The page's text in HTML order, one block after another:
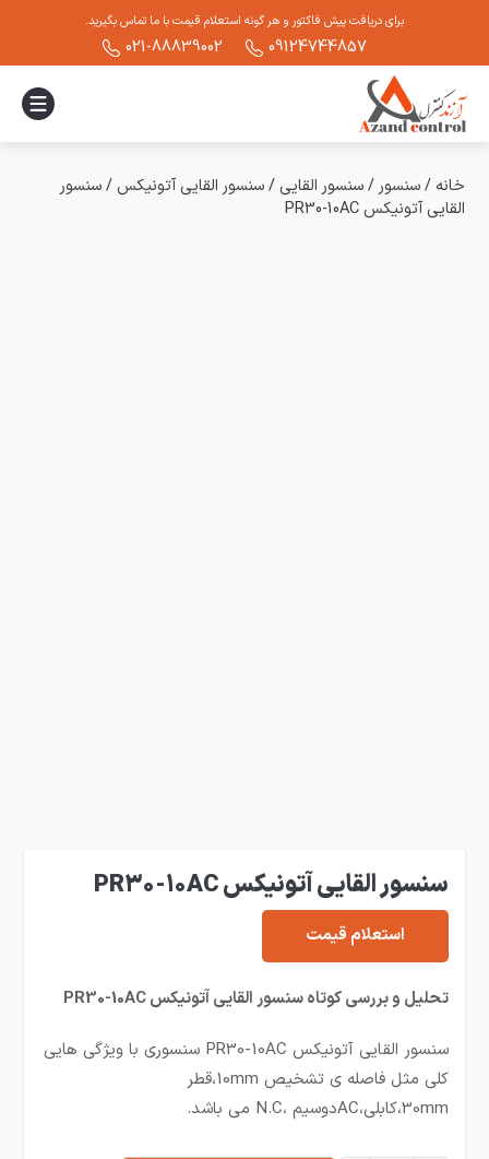
برای دریافت پیش فاکتور و هر گونه استعلام قیمت با ما تماس بگیرید.
09124744857
021-88839002
خانه /سنسور /سنسور القایی /سنسور القایی آتونیکس /سنسور
القایی آتونیکس PR30-10AC
سنسور القایی آتونیکس PR30-10AC
استعلام قیمت
تحلیل و بررسی کوتاه سنسور القایی آتونیکس PR30-10AC
سنسور القایی آتونیکس PR30-10AC سنسوری با ویژگی هایی
کلی مثل فاصله ی تشخیص 10mm،قطر
30mm،کابلی،ACدوسیم ،N.C می باشد.